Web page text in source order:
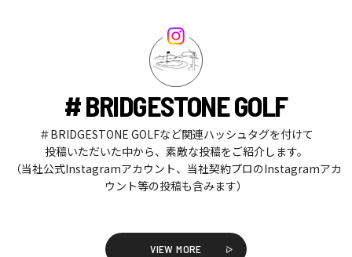
# BRIDGESTONE GOLF
＃BRIDGESTONE GOLFなど関連ハッシュタグを付けて
投稿いただいた中から、素敵な投稿をご紹介します。
（当社公式Instagramアカウント、当社契約プロのInstagramアカ
ウント等の投稿も含みます）
VIEW MORE